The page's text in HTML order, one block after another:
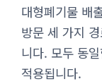
대형폐기물 배
방문 세 가지
니다. 모두 동
적용됩니다.